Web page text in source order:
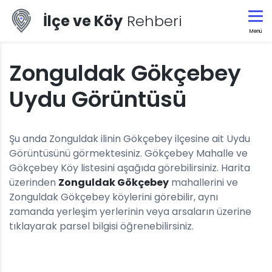
İlçe ve Köy Rehberi
Menü
Zonguldak Gökçebey
Uydu Görüntüsü
Şu anda Zonguldak ilinin Gökçebey ilçesine ait Uydu
Görüntüsünü görmektesiniz. Gökçebey Mahalle ve
Gökçebey Köy listesini aşağıda görebilirsiniz. Harita
üzerinden Zonguldak Gökçebey mahallerini ve
Zonguldak Gökçebey köylerini görebilir, aynı
zamanda yerleşim yerlerinin veya arsaların üzerine
tıklayarak parsel bilgisi öğrenebilirsiniz.